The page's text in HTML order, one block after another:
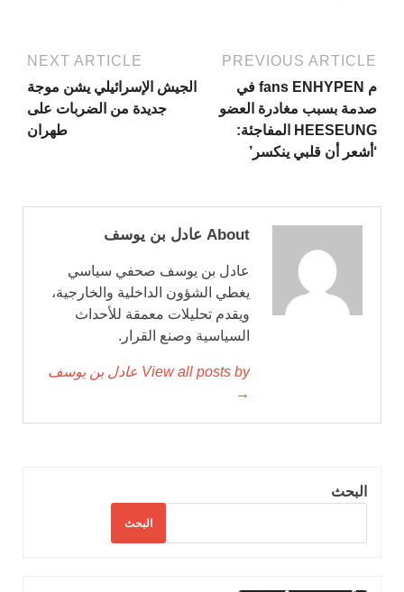
PREVIOUS ARTICLE
م fans ENHYPEN في
صدمة بسبب مغادرة العضو
HEESEUNG المفاجئة:
‘أشعر أن قلبي ينكسر’
NEXT ARTICLE
الجيش الإسرائيلي يشن موجة
جديدة من الضربات على
طهران
About عادل بن يوسف
عادل بن يوسف صحفي سياسي
يغطي الشؤون الداخلية والخارجية،
ويقدم تحليلات معمقة للأحداث
السياسية وصنع القرار.
View all posts by عادل بن يوسف
→
البحث
البحث